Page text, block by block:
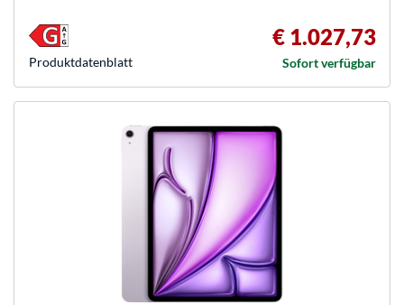
€ 1.027,73
Sofort verfügbar
Produkt­datenblatt